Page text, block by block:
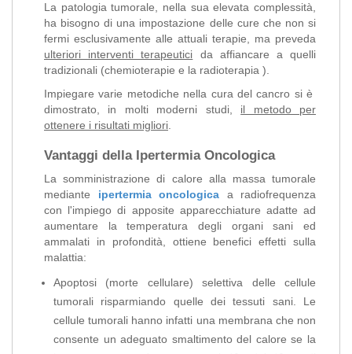
La patologia tumorale, nella sua elevata complessità,
ha bisogno di una impostazione delle cure che non si
fermi esclusivamente alle attuali terapie, ma preveda
ulteriori interventi terapeutici da affiancare a quelli
tradizionali (chemioterapie e la radioterapia ).
Impiegare varie metodiche nella cura del cancro si è
dimostrato, in molti moderni studi, il metodo per
ottenere i risultati migliori.
Vantaggi della Ipertermia Oncologica
La somministrazione di calore alla massa tumorale
mediante ipertermia oncologica a radiofrequenza
con l'impiego di apposite apparecchiature adatte ad
aumentare la temperatura degli organi sani ed
ammalati in profondità, ottiene benefici effetti sulla
malattia:
Apoptosi (morte cellulare) selettiva delle cellule
tumorali risparmiando quelle dei tessuti sani. Le
cellule tumorali hanno infatti una membrana che non
consente un adeguato smaltimento del calore se la